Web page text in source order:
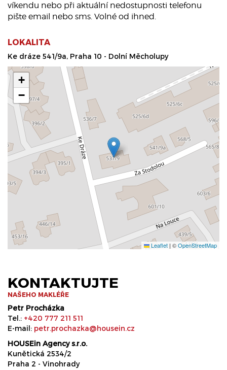
víkendu nebo při aktuální nedostupnosti telefonu
pište email nebo sms. Volné od ihned.
LOKALITA
Ke dráze 541/9a, Praha 10 - Dolní Měcholupy
+
−
Leaflet | ©OpenStreetMap
KONTAKTUJTE
NAŠEHO MAKLÉŘE
Petr Procházka
Tel.: +420 777 211 511
E-mail: petr.prochazka@housein.cz
HOUSEin Agency s.r.o.
Kunětická 2534/2
Praha 2 - Vinohrady